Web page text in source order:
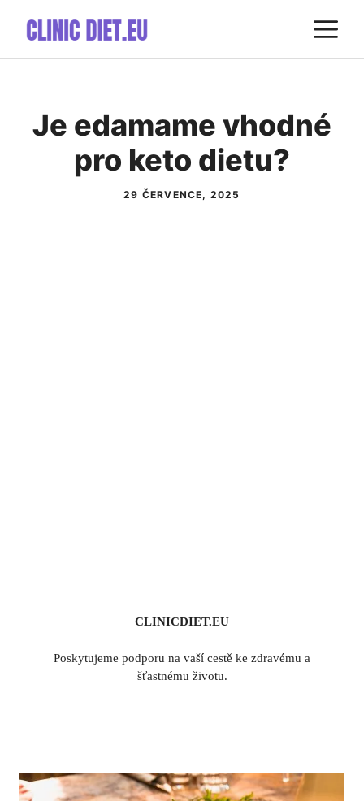
obsah
Je edamame vhodné
pro keto dietu?
29 ČERVENCE, 2025
CLINICDIET.EU
Poskytujeme podporu na vaší cestě ke zdravému a
šťastnému životu.